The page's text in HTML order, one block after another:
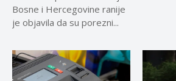
Bosne i Hercegovine ranije
je objavila da su porezni...